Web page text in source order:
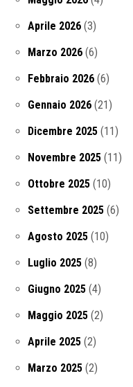
Aprile 2026 (3)
Marzo 2026 (6)
Febbraio 2026 (6)
Gennaio 2026 (21)
Dicembre 2025 (11)
Novembre 2025 (11)
Ottobre 2025 (10)
Settembre 2025 (6)
Agosto 2025 (10)
Luglio 2025 (8)
Giugno 2025 (4)
Maggio 2025 (2)
Aprile 2025 (2)
Marzo 2025 (2)